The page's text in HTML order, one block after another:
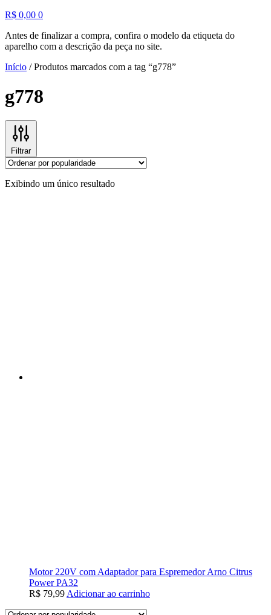
R$ 0,00 0
Antes de finalizar a compra, confira o modelo da etiqueta do
aparelho com a descrição da peça no site.
Início /Produtos marcados com a tag “g778”
g778
Filtrar
Exibindo um único resultado
Motor 220V com Adaptador para Espremedor Arno Citrus
Power PA32
R$ 79,99Adicionar ao carrinho